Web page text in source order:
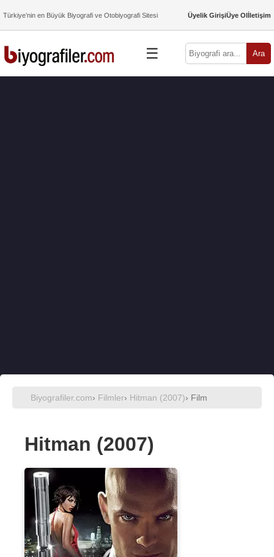
Türkiye’nin en Büyük Biyografi ve Otobiyografi Sitesi Üyelik GirişiÜye Olİletişim
☰ Ara
Biyografiler.com› Filmler› Hitman (2007)› Film
Hitman (2007)